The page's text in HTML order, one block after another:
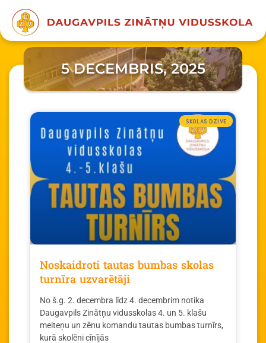
5 DECEMBRIS, 2025
SKOLAS DZĪVE
Noskaidroti tautas bumbas skolas
turnīra uzvarētāji
No š.g. 2. decembra līdz 4. decembrim notika
Daugavpils Zinātņu vidusskolas 4. un 5. klašu
meiteņu un zēnu komandu tautas bumbas turnīrs,
kurā skolēni cīnījās